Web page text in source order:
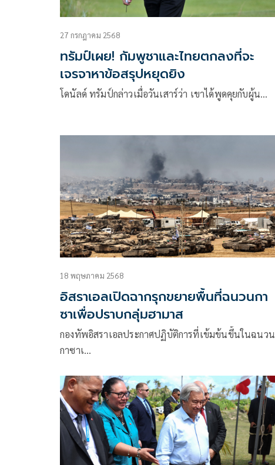
27 กรกฎาคม 2568
ทรัมป์เผย! กัมพูชาและไทยตกลงที่จะ
เจรจาหาข้อสรุปหยุดยิง
โดนัลด์ ทรัมป์กล่าวเมื่อวันเสาร์ว่า เขาได้พูดคุยกับผู้น…
18 พฤษภาคม 2568
อิสราเอลเปิดฉากรุกขยายพื้นที่ฉนวนกา
ซาเพื่อปราบกลุ่มฮามาส
กองทัพอิสราเอลประกาศปฏิบัติการที่เข้มข้นขึ้นในฉนวน
กาซาเ…